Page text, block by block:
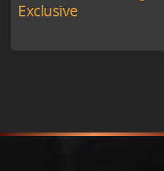
Exclusive